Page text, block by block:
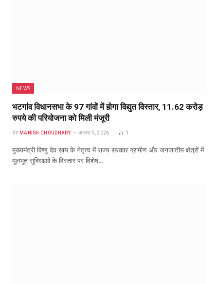
NEWS
भटगांव विधानसभा के 97 गांवों में होगा विद्युत विस्तार, 11.62 करोड़
रुपये की परियोजना को मिली मंजूरी
BY MANISH CHOUDHARY अगस्त 5, 2026 1
मुख्यमंत्री विष्णु देव साय के नेतृत्व में राज्य सरकार ग्रामीण और जनजातीय क्षेत्रों में
मूलभूत सुविधाओं के विस्तार पर विशेष…